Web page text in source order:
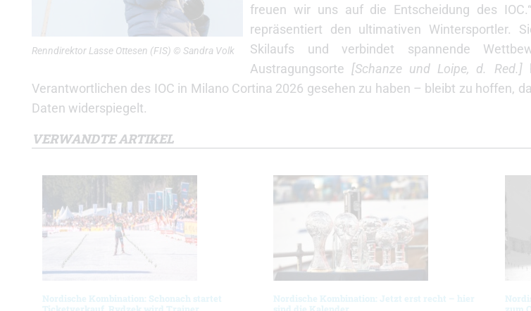
Renndirektor Lasse Ottesen (FIS) © Sandra Volk
freuen wir uns auf die Entscheidung des
repräsentiert den ultimativen Wintersportler.
Skilaufs und verbindet spannende
Austragungsorte [Schanze und Loipe, d. Red.]
Verantwortlichen des IOC in Milano Cortina 2026 gesehen zu haben – bleibt zu hoffen,
Daten widerspiegelt.
VERWANDTE ARTIKEL
Nordische Kombination: Schonach startet
Nordische Kombination: Jetzt erst recht – hier